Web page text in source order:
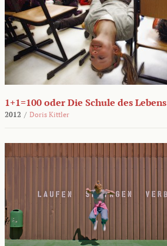
1+1=100 oder Die Schule des Lebens
2012 / Doris Kittler